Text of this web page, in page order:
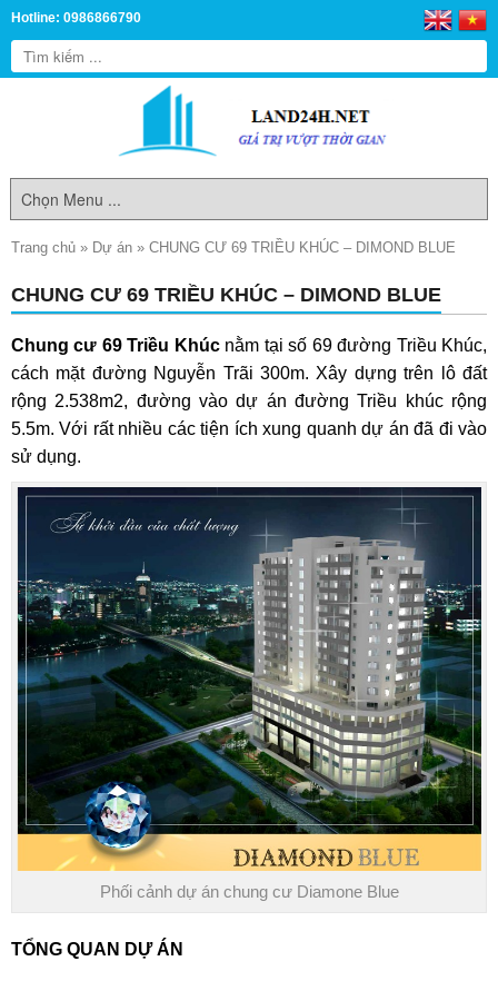
Hotline: 0986866790
Trang chủ » Dự án » CHUNG CƯ 69 TRIỀU KHÚC – DIMOND BLUE
CHUNG CƯ 69 TRIỀU KHÚC – DIMOND BLUE
Chung cư 69 Triều Khúcnằm tại số 69 đường Triều Khúc,
cách mặt đường Nguyễn Trãi 300m. Xây dựng trên lô đất
rộng 2.538m2, đường vào dự án đường Triều khúc rộng
5.5m. Với rất nhiều các tiện ích xung quanh dự án đã đi vào
sử dụng.
Phối cảnh dự án chung cư Diamone Blue
TỔNG QUAN DỰ ÁN